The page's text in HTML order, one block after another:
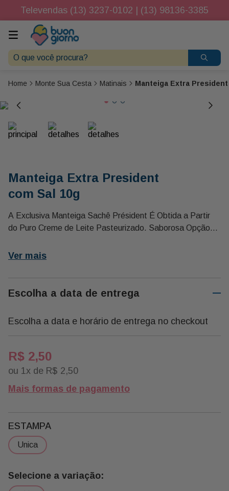
Televendas (13) 3237-0102 | (13) 98136-3385
O que você procura?
Monte Sua Cesta Matinais Manteiga Extra President
Manteiga Extra President
com Sal 10g
A Exclusiva Manteiga Sachê Président É Obtida a Partir
do Puro Creme de Leite Pasteurizado. Saborosa Opção
Manhã. a Manteiga Président É Diferenciada, Requintada
Serviços de Bordo.
Ver mais
Escolha a data de entrega
Escolha a data e horário de entrega no checkout
R$ 2,50
ou 1 x de R$ 2,50
Mais formas de pagamento
ESTAMPA
unica